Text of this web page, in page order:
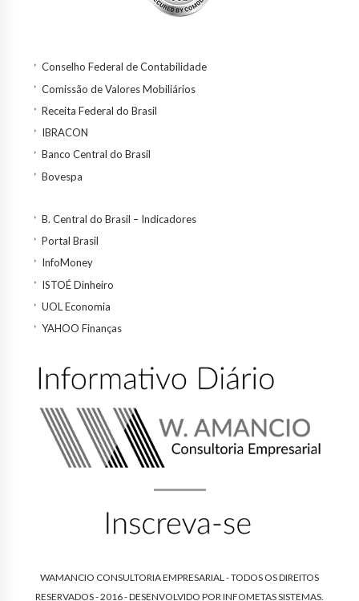
Conselho Federal de Contabilidade
Comissão de Valores Mobiliários
Receita Federal do Brasil
IBRACON
Banco Central do Brasil
Bovespa
B. Central do Brasil – Indicadores
Portal Brasil
InfoMoney
ISTOÉ Dinheiro
UOL Economia
YAHOO Finanças
WAMANCIO CONSULTORIA EMPRESARIAL - TODOS OS DIREITOS
RESERVADOS - 2016 - DESENVOLVIDO PORINFOMETAS SISTEMAS.